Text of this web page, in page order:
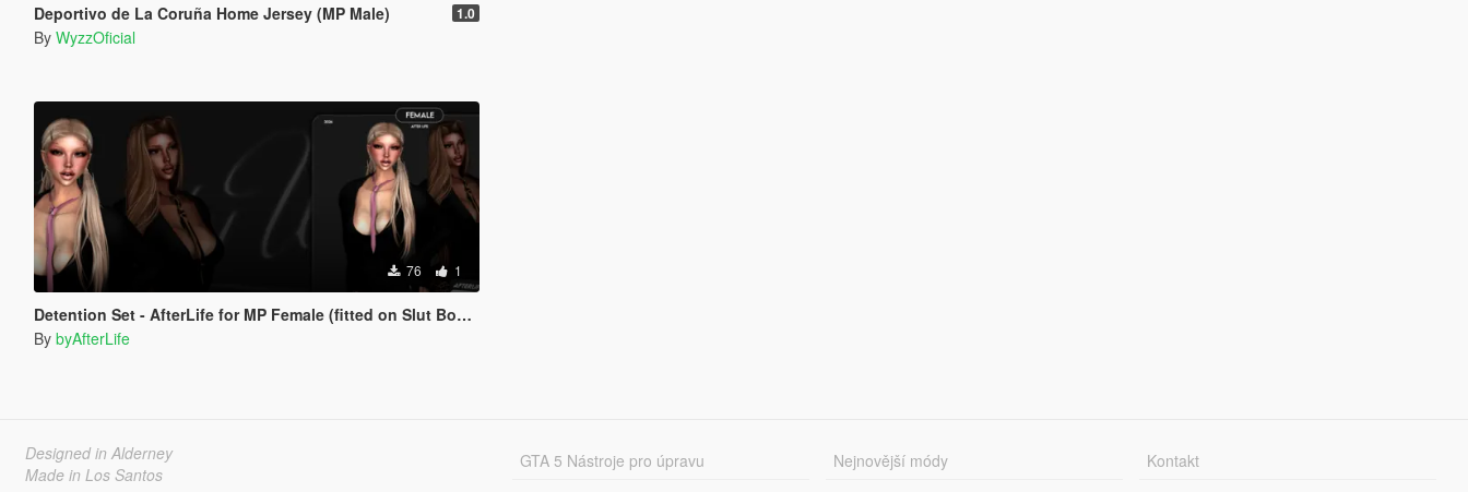
Deportivo de La Coruña Home Jersey (MP Male) 1.0
By WyzzOficial
76 1
Detention Set - AfterLife for MP Female (fitted on Slut Body)
By byAfterLife
Designed in Alderney
Made in Los Santos
GTA 5 Nástroje pro úpravu
Nejnovější módy
Kontakt